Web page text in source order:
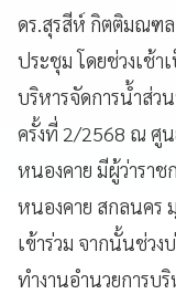
ดร.สุรสีห์ กิตติมณฑล
ประชุม โดยช่วงเช้
บริหารจัดการน้ำส่ว
ครั้งที่ 2/2568 ณ ศูน
หนองคาย มีผู้ว่ารา
หนองคาย สกลนคร
เข้าร่วม จากนั้นช่ว
ทำงานอำนวยการบ